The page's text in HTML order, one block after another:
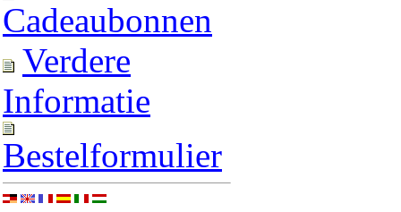
Cadeaubonnen
Verdere
Informatie
Bestelformulier